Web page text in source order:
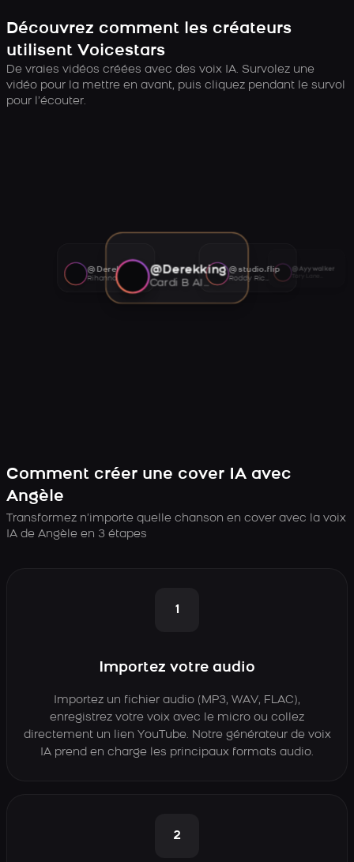
Découvrez comment les créateurs
utilisent Voicestars
De vraies vidéos créées avec des voix IA. Survolez une
vidéo pour la mettre en avant, puis cliquez pendant le survol
pour l’écouter.
@Derekking
Cardi B AI voice
@studio.flip
Roddy Ricch AI voice
@Ayywalker
@Derekking
Rihanna AI voice
Comment créer une cover IA avec
Angèle
Transformez n’importe quelle chanson en cover avec la voix
IA de Angèle en 3 étapes
1
Importez votre audio
Importez un fichier audio (MP3, WAV, FLAC),
enregistrez votre voix avec le micro ou collez
directement un lien YouTube. Notre générateur de voix
IA prend en charge les principaux formats audio.
2